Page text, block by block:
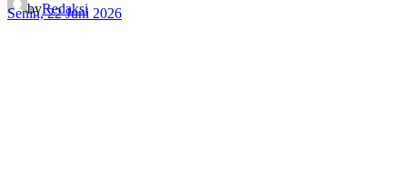
byRedaksi
Senin, 22 Juni 2026